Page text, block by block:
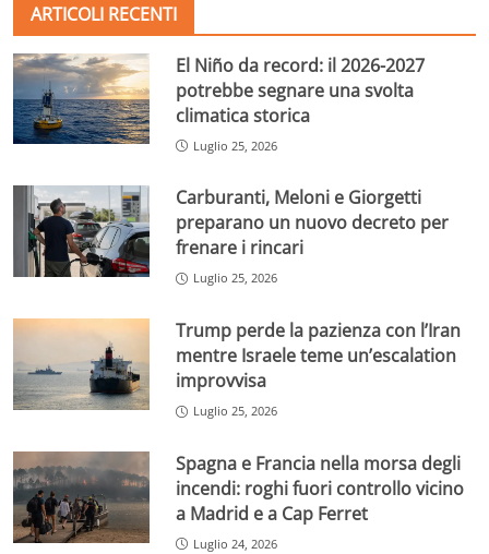
ARTICOLI RECENTI
El Niño da record: il 2026-2027
potrebbe segnare una svolta
climatica storica
Luglio 25, 2026
Carburanti, Meloni e Giorgetti
preparano un nuovo decreto per
frenare i rincari
Luglio 25, 2026
Trump perde la pazienza con l’Iran
mentre Israele teme un’escalation
improvvisa
Luglio 25, 2026
Spagna e Francia nella morsa degli
incendi: roghi fuori controllo vicino
a Madrid e a Cap Ferret
Luglio 24, 2026